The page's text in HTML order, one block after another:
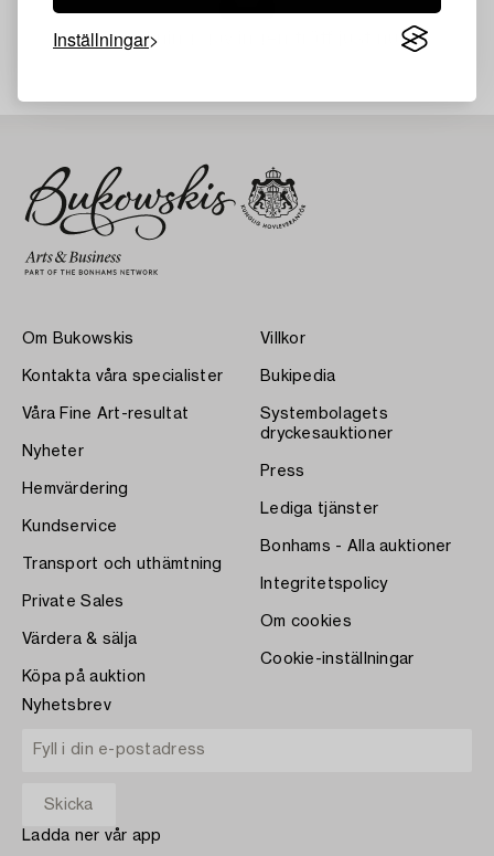
Inställningar
Din sökning gav ingen träff just nu.
Om Bukowskis
Kontakta våra specialister
Våra Fine Art-resultat
Nyheter
Hemvärdering
Kundservice
Transport och uthämtning
Private Sales
Värdera & sälja
Köpa på auktion
Villkor
Bukipedia
Systembolagets
dryckesauktioner
Press
Lediga tjänster
Bonhams - Alla auktioner
Integritetspolicy
Om cookies
Cookie-inställningar
Nyhetsbrev
Ladda ner vår app